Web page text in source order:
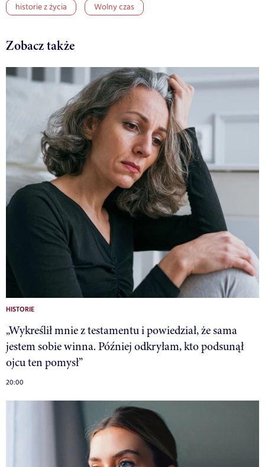
historie z życia Wolny czas
Zobacz także
HISTORIE
„Wykreślił mnie z testamentu i powiedział, że sama
jestem sobie winna. Później odkryłam, kto podsunął
ojcu ten pomysł”
20:00